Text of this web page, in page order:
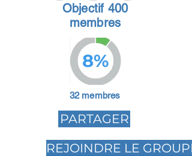
Objectif 400
membres
8%
32 membres
PARTAGER
REJOINDRE LE GROUPE